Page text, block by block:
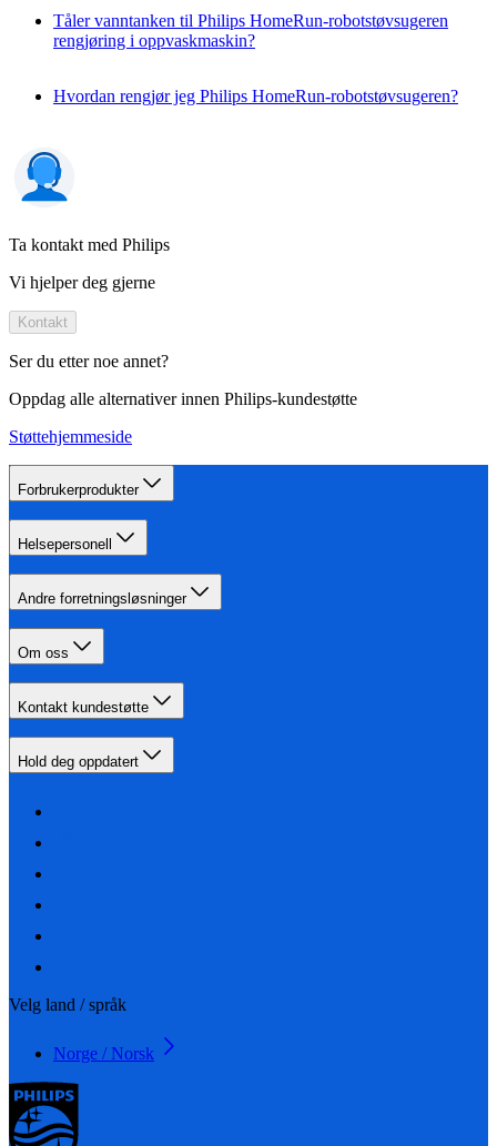
Tåler vanntanken til Philips HomeRun-robotstøvsugeren
rengjøring i oppvaskmaskin?
Hvordan rengjør jeg Philips HomeRun-robotstøvsugeren?
Ta kontakt med Philips
Vi hjelper deg gjerne
Kontakt
Ser du etter noe annet?
Oppdag alle alternativer innen Philips-kundestøtte
Støttehjemmeside
Forbrukerprodukter
Helsepersonell
Andre forretningsløsninger
Om oss
Kontakt kundestøtte
Hold deg oppdatert
Velg land / språk
Norge / Norsk